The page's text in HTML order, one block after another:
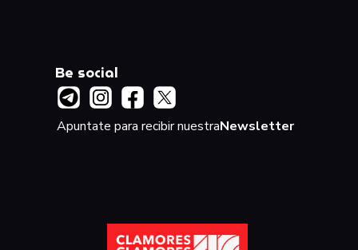
Be social
Apuntate para recibir nuestraNewsletter